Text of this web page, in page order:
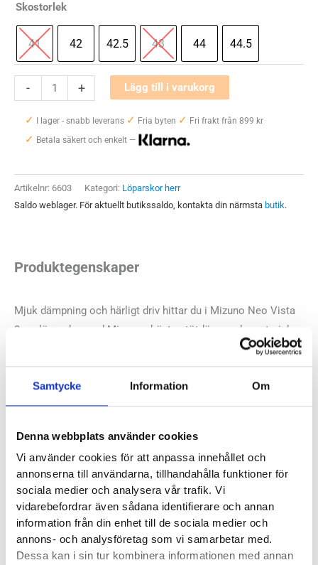
Samtycke Information Om
Denna webbplats använder cookies
Vi använder cookies för att anpassa innehållet och
annonserna till användarna, tillhandahålla funktioner för
sociala medier och analysera vår trafik. Vi
vidarebefordrar även sådana identifierare och annan
information från din enhet till de sociala medier och
annons- och analysföretag som vi samarbetar med.
Dessa kan i sin tur kombinera informationen med annan
Skostorlek
41 42 42.5 43 44 44.5
-
Neo
Vista
+ Lägg till i varukorg
✓ I lager - snabb leverans ✓ Fria byten ✓ Fri frakt från 899 kr
✓ Betala säkert och enkelt —
Artikelnr: 6603 Kategori: Löparskor herr
Saldo weblager. För aktuellt butikssaldo, kontakta din närmsta butik.
Produktegenskaper
Mjuk dämpning och härligt driv hittar du i Mizuno Neo Vista
2, en löparsko med Mizunos bästa stötdämpande material
byggd för dagliga pass på hårda underlag. Mizuno Neo Vista
2 är en löparsko med effektivt energiåtergivande material i
stötdämpningen som tillsammans med den integrerade
nylonplattan ger ett härligt driv. Byggd för dig som vill ha en
millimeter dämpning under hälen finns mycket avlastning och
den mjuka dämpningen ger behaglig komfort. Inbäddat i
mellansulan sitter en nylonplatta som både ger stadga till
dämpningen ochg därmed mer stabilitet, men den bidrar
också i hög grad till att skapa ett driv framåt under lugna
löppass på hårda underlag.